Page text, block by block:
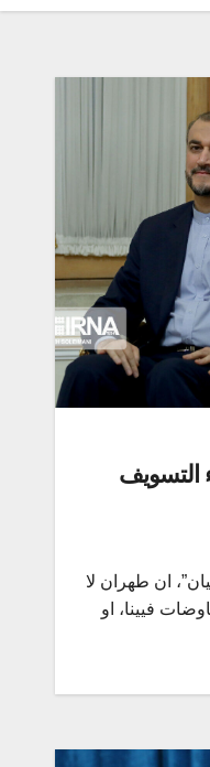
التسويف
ان طهران لا
فيينا، او